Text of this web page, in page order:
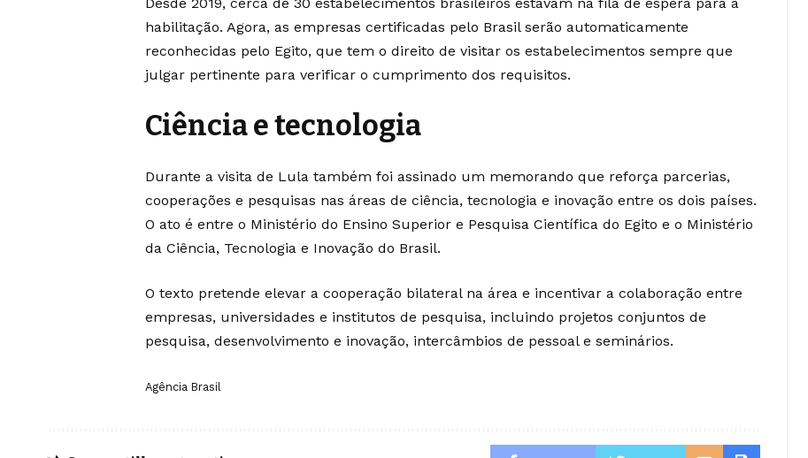
Desde 2019, cerca de 30 estabelecimentos brasileiros estavam na fila de espera para a
habilitação. Agora, as empresas certificadas pelo Brasil serão automaticamente
reconhecidas pelo Egito, que tem o direito de visitar os estabelecimentos sempre que
julgar pertinente para verificar o cumprimento dos requisitos.
Ciência e tecnologia
Durante a visita de Lula também foi assinado um memorando que reforça parcerias,
cooperações e pesquisas nas áreas de ciência, tecnologia e inovação entre os dois países.
O ato é entre o Ministério do Ensino Superior e Pesquisa Científica do Egito e o Ministério
da Ciência, Tecnologia e Inovação do Brasil.
O texto pretende elevar a cooperação bilateral na área e incentivar a colaboração entre
empresas, universidades e institutos de pesquisa, incluindo projetos conjuntos de
pesquisa, desenvolvimento e inovação, intercâmbios de pessoal e seminários.
Agência Brasil